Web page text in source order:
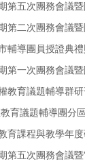
第五次團務會議
第二次團務會議
輔導團員授證典
第一次團務會議
教育議題輔導群研
育議題輔導團分
育課程與教學年
第五次團務會議